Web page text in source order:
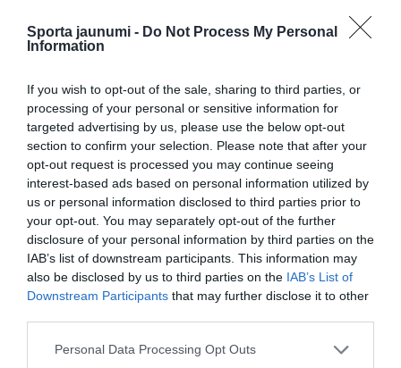
Sporta jaunumi - Do Not Process My Personal
Information
If you wish to opt-out of the sale, sharing to third parties, or
processing of your personal or sensitive information for
targeted advertising by us, please use the below opt-out
section to confirm your selection. Please note that after your
opt-out request is processed you may continue seeing
interest-based ads based on personal information utilized by
us or personal information disclosed to third parties prior to
your opt-out. You may separately opt-out of the further
disclosure of your personal information by third parties on the
IAB’s list of downstream participants. This information may
also be disclosed by us to third parties on the IAB’s List of
Downstream Participants that may further disclose it to other
Please note that this website/app uses one or more Google
Personal Data Processing Opt Outs